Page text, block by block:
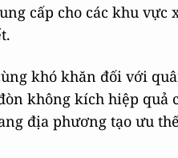
cấp cho các khu vực
khó khăn đối với
không kích hiệp quả
địa phương tạo ưu